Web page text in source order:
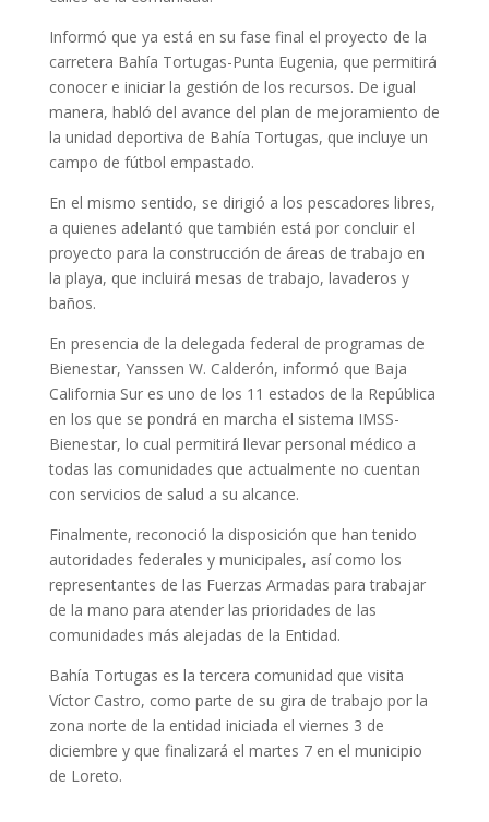
Informó que ya está en su fase final el proyecto de la
carretera Bahía Tortugas-Punta Eugenia, que permitirá
conocer e iniciar la gestión de los recursos. De igual
manera, habló del avance del plan de mejoramiento de
la unidad deportiva de Bahía Tortugas, que incluye un
campo de fútbol empastado.
En el mismo sentido, se dirigió a los pescadores libres,
a quienes adelantó que también está por concluir el
proyecto para la construcción de áreas de trabajo en
la playa, que incluirá mesas de trabajo, lavaderos y
baños.
En presencia de la delegada federal de programas de
Bienestar, Yanssen W. Calderón, informó que Baja
California Sur es uno de los 11 estados de la República
en los que se pondrá en marcha el sistema IMSS-
Bienestar, lo cual permitirá llevar personal médico a
todas las comunidades que actualmente no cuentan
con servicios de salud a su alcance.
Finalmente, reconoció la disposición que han tenido
autoridades federales y municipales, así como los
representantes de las Fuerzas Armadas para trabajar
de la mano para atender las prioridades de las
comunidades más alejadas de la Entidad.
Bahía Tortugas es la tercera comunidad que visita
Víctor Castro, como parte de su gira de trabajo por la
zona norte de la entidad iniciada el viernes 3 de
diciembre y que finalizará el martes 7 en el municipio
de Loreto.